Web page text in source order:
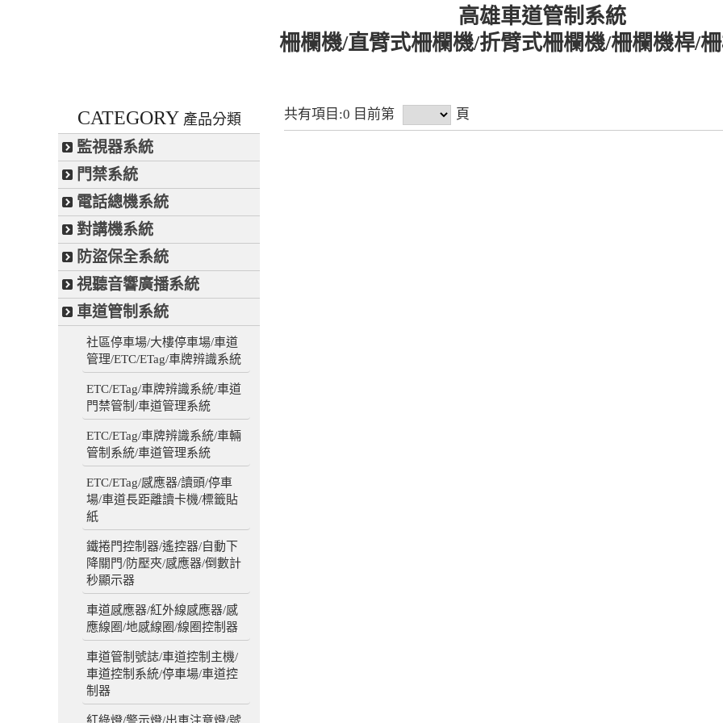
高雄車道管制系統
柵欄機/直臂式柵欄機/折臂式柵欄機/柵欄機桿/
CATEGORY 產品分類
監視器系統
門禁系統
電話總機系統
對講機系統
防盜保全系統
視聽音響廣播系統
車道管制系統
社區停車場/大樓停車場/車道
管理/ETC/ETag/車牌辨識系統
ETC/ETag/車牌辨識系統/車道
門禁管制/車道管理系統
ETC/ETag/車牌辨識系統/車輛
管制系統/車道管理系統
ETC/ETag/感應器/讀頭/停車
場/車道長距離讀卡機/標籤貼
紙
鐵捲門控制器/遙控器/自動下
降關門/防壓夾/感應器/倒數計
秒顯示器
車道感應器/紅外線感應器/感
應線圈/地感線圈/線圈控制器
車道管制號誌/車道控制主機/
車道控制系統/停車場/車道控
制器
共有項目:0 目前第 頁